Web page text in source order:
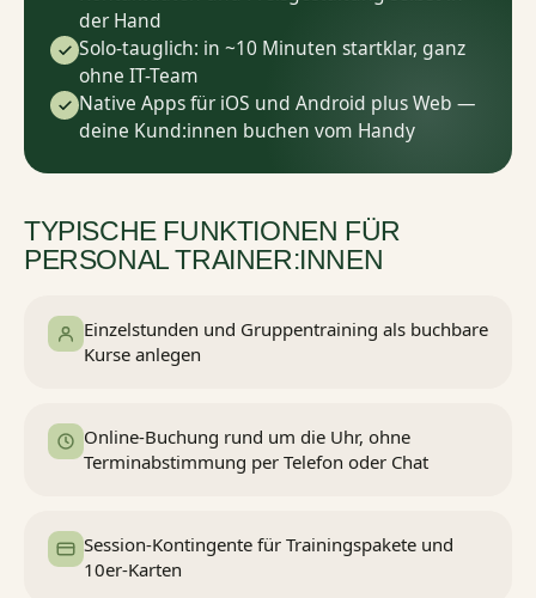
der Hand
Solo-tauglich: in ~10 Minuten startklar, ganz
ohne IT-Team
Native Apps für iOS und Android plus Web —
deine Kund:innen buchen vom Handy
TYPISCHE FUNKTIONEN FÜR
PERSONAL TRAINER:INNEN
Einzelstunden und Gruppentraining als buchbare
Kurse anlegen
Online-Buchung rund um die Uhr, ohne
Terminabstimmung per Telefon oder Chat
Session-Kontingente für Trainingspakete und
10er-Karten